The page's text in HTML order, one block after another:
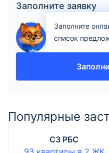
Заполните заявку
Заполните
список
Популярные
СЗ РБС